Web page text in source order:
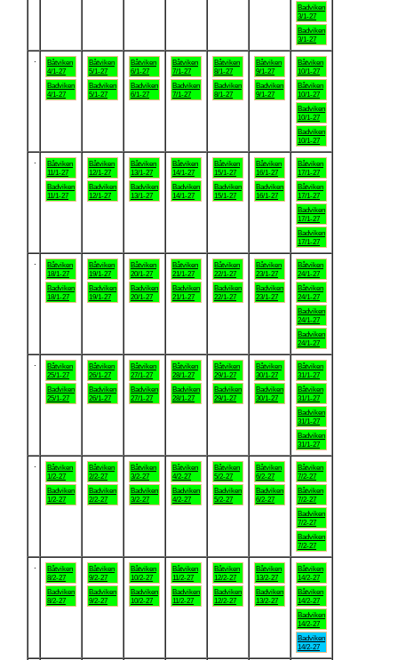
Badviken
3/1-27
Badviken
3/1-27
Båtviken
4/1-27
Badviken
4/1-27
Båtviken
5/1-27
Badviken
5/1-27
Båtviken
6/1-27
Badviken
6/1-27
Båtviken
7/1-27
Badviken
7/1-27
Båtviken
8/1-27
Badviken
8/1-27
Båtviken
9/1-27
Badviken
9/1-27
Båtviken
10/1-27
Båtviken
10/1-27
Badviken
10/1-27
Badviken
10/1-27
Båtviken
11/1-27
Badviken
11/1-27
Båtviken
12/1-27
Badviken
12/1-27
Båtviken
13/1-27
Badviken
13/1-27
Båtviken
14/1-27
Badviken
14/1-27
Båtviken
15/1-27
Badviken
15/1-27
Båtviken
16/1-27
Badviken
16/1-27
Båtviken
17/1-27
Båtviken
17/1-27
Badviken
17/1-27
Badviken
17/1-27
Båtviken
18/1-27
Badviken
18/1-27
Båtviken
19/1-27
Badviken
19/1-27
Båtviken
20/1-27
Badviken
20/1-27
Båtviken
21/1-27
Badviken
21/1-27
Båtviken
22/1-27
Badviken
22/1-27
Båtviken
23/1-27
Badviken
23/1-27
Båtviken
24/1-27
Båtviken
24/1-27
Badviken
24/1-27
Badviken
24/1-27
Båtviken
25/1-27
Badviken
25/1-27
Båtviken
26/1-27
Badviken
26/1-27
Båtviken
27/1-27
Badviken
27/1-27
Båtviken
28/1-27
Badviken
28/1-27
Båtviken
29/1-27
Badviken
29/1-27
Båtviken
30/1-27
Badviken
30/1-27
Båtviken
31/1-27
Båtviken
31/1-27
Badviken
31/1-27
Badviken
31/1-27
Båtviken
1/2-27
Badviken
1/2-27
Båtviken
2/2-27
Badviken
2/2-27
Båtviken
3/2-27
Badviken
3/2-27
Båtviken
4/2-27
Badviken
4/2-27
Båtviken
5/2-27
Badviken
5/2-27
Båtviken
6/2-27
Badviken
6/2-27
Båtviken
7/2-27
Båtviken
7/2-27
Badviken
7/2-27
Badviken
7/2-27
Båtviken
8/2-27
Badviken
8/2-27
Båtviken
9/2-27
Badviken
9/2-27
Båtviken
10/2-27
Badviken
10/2-27
Båtviken
11/2-27
Badviken
11/2-27
Båtviken
12/2-27
Badviken
12/2-27
Båtviken
13/2-27
Badviken
13/2-27
Båtviken
14/2-27
Båtviken
14/2-27
Badviken
14/2-27
Badviken
14/2-27